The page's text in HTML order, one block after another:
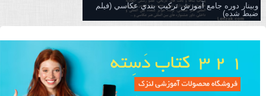
وبینار دوره جامع آموزش تركيب بندي عكاسي (فیلم
ضبط شده)